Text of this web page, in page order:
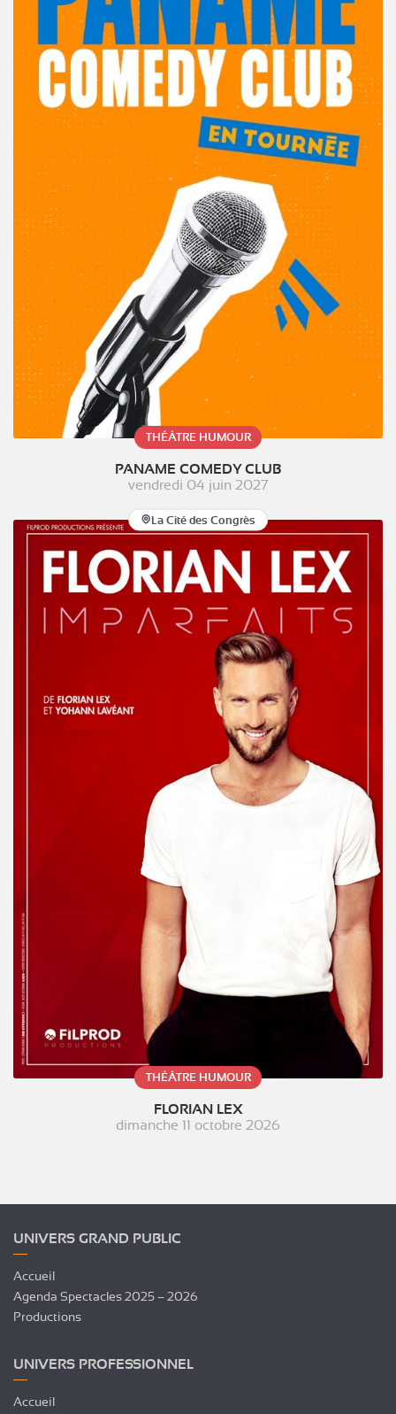
THÉÂTRE HUMOUR
PANAME COMEDY CLUB
vendredi 04 juin 2027
La Cité des Congrès
THÉÂTRE HUMOUR
FLORIAN LEX
dimanche 11 octobre 2026
UNIVERS GRAND PUBLIC
Accueil
Agenda Spectacles 2025 – 2026
Productions
UNIVERS PROFESSIONNEL
Accueil